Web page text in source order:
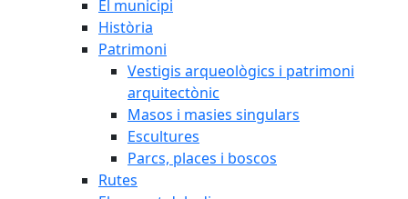
El municipi
Història
Patrimoni
Vestigis arqueològics i patrimoni
arquitectònic
Masos i masies singulars
Escultures
Parcs, places i boscos
Rutes